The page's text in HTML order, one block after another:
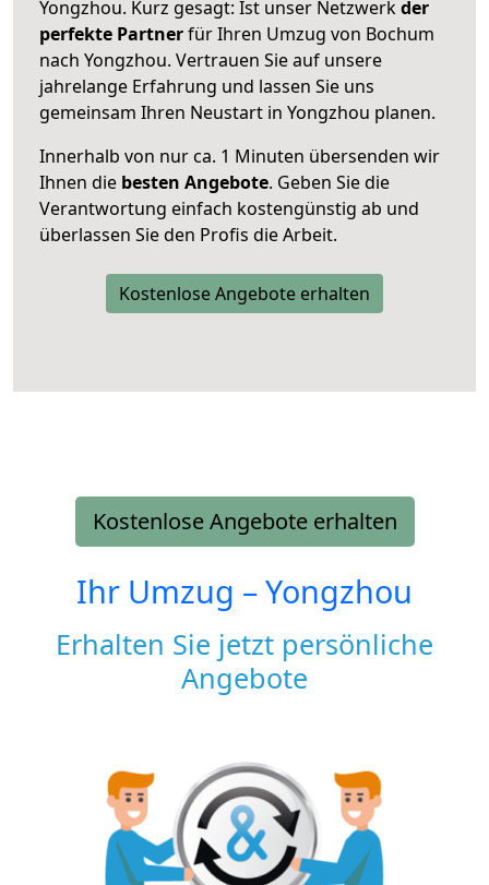
Yongzhou. Kurz gesagt: Ist unser Netzwerkder
perfekte Partnerfür Ihren Umzug von Bochum
nach Yongzhou. Vertrauen Sie auf unsere
jahrelange Erfahrung und lassen Sie uns
gemeinsam Ihren Neustart in Yongzhou planen.
Innerhalb von nur ca. 1 Minuten übersenden wir
Ihnen die besten Angebote. Geben Sie die
Verantwortung einfach kostengünstig ab und
überlassen Sie den Profis die Arbeit.
Kostenlose Angebote erhalten
Kostenlose Angebote erhalten
Ihr Umzug –Yongzhou
Erhalten Sie jetzt persönliche
Angebote